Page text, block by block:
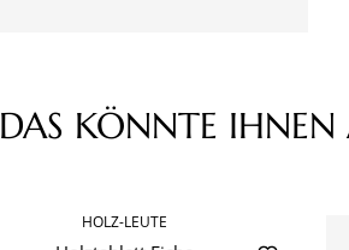
DAS KÖNNTE IHNEN
HOLZ-LEUTE